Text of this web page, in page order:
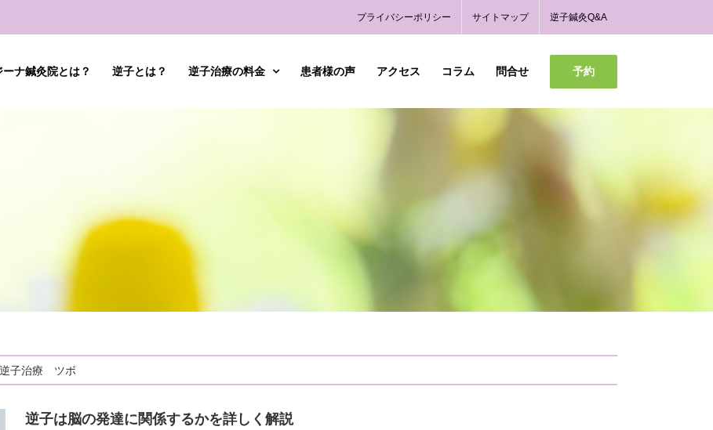
プライバシーポリシー サイトマップ 逆子鍼灸Q&A
ーナ鍼灸院とは？ 逆子とは？ 逆子治療の料金 患者様の声 アクセス コラム 問合せ 予約
子治療 ツボ
逆子は脳の発達に関係するかを詳しく解説